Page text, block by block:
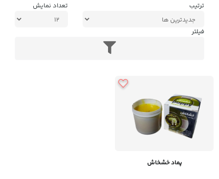
ترتیب تعداد نمایش
فیلتر
پماد خشخاش